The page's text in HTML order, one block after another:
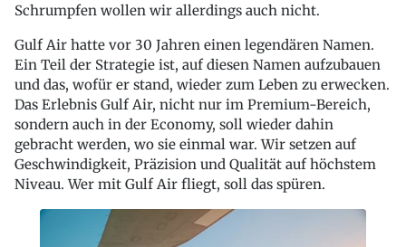
Schrumpfen wollen wir allerdings auch nicht.
Gulf Air hatte vor 30 Jahren einen legendären Namen.
Ein Teil der Strategie ist, auf diesen Namen aufzubauen
und das, wofür er stand, wieder zum Leben zu erwecken.
Das Erlebnis Gulf Air, nicht nur im Premium-Bereich,
sondern auch in der Economy, soll wieder dahin
gebracht werden, wo sie einmal war. Wir setzen auf
Geschwindigkeit, Präzision und Qualität auf höchstem
Niveau. Wer mit Gulf Air fliegt, soll das spüren.